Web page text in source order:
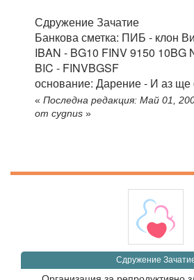
Сдружение Зачатие
Банкова сметка: ПИБ - клон
IBAN - BG10 FINV 9150 10BG
BIC - FINVBGSF
основание: Дарение - И аз
« Последна редакция: Май 01,
от cygnus »
Сдружение